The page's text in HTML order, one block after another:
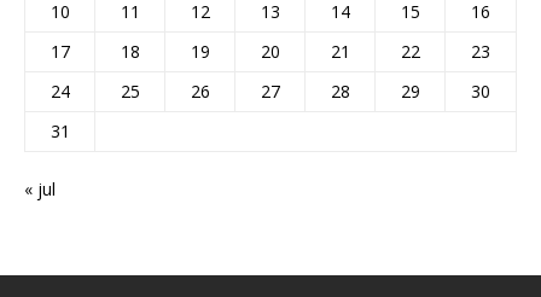
10
11 12 13 14 15
16
17
18 19 20 21 22
23
24
25 26 27 28 29
30
31
« jul